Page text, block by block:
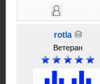
rotla
Ветеран